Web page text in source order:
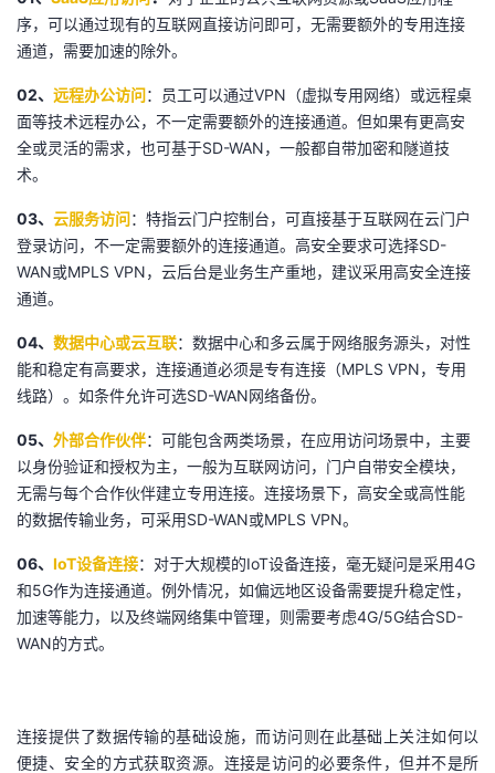
序，可以通过现有的互联网直接访问即可，无需要额外的专用连接
通道，需要加速的除外。
02、 远程办公访问：员工可以通过VPN（虚拟专用网络）或远程桌
面等技术远程办公，不一定需要额外的连接通道。但如果有更高安
全或灵活的需求，也可基于SD-WAN，一般都自带加密和隧道技
术。
03、 云服务访问：特指云门户控制台，可直接基于互联网在云门户
登录访问，不一定需要额外的连接通道。高安全要求可选择SD-
WAN或MPLS VPN，云后台是业务生产重地，建议采用高安全连接
通道。
04、 数据中心或云互联：数据中心和多云属于网络服务源头，对性
能和稳定有高要求，连接通道必须是专有连接（MPLS VPN，专用
线路）。如条件允许可选SD-WAN网络备份。
05、 外部合作伙伴：可能包含两类场景，在应用访问场景中，主要
以身份验证和授权为主，一般为互联网访问，门户自带安全模块，
无需与每个合作伙伴建立专用连接。连接场景下，高安全或高性能
的数据传输业务，可采用SD-WAN或MPLS VPN。
06、 IoT设备连接：对于大规模的IoT设备连接，毫无疑问是采用4G
和5G作为连接通道。例外情况，如偏远地区设备需要提升稳定性，
加速等能力，以及终端网络集中管理，则需要考虑4G/5G结合SD-
WAN的方式。
连接提供了数据传输的基础设施，而访问则在此基础上关注如何以
便捷、安全的方式获取资源。连接是访问的必要条件，但并不是所